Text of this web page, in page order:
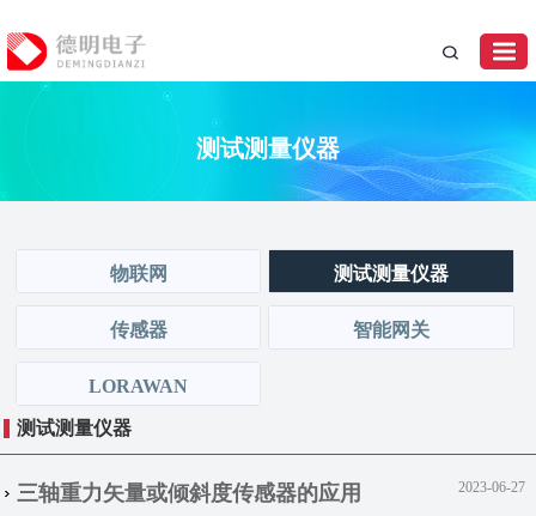
测试测量仪器
物联网 测试测量仪器
传感器 智能网关
LORAWAN
测试测量仪器
2023-06-27
三轴重力矢量或倾斜度传感器的应用